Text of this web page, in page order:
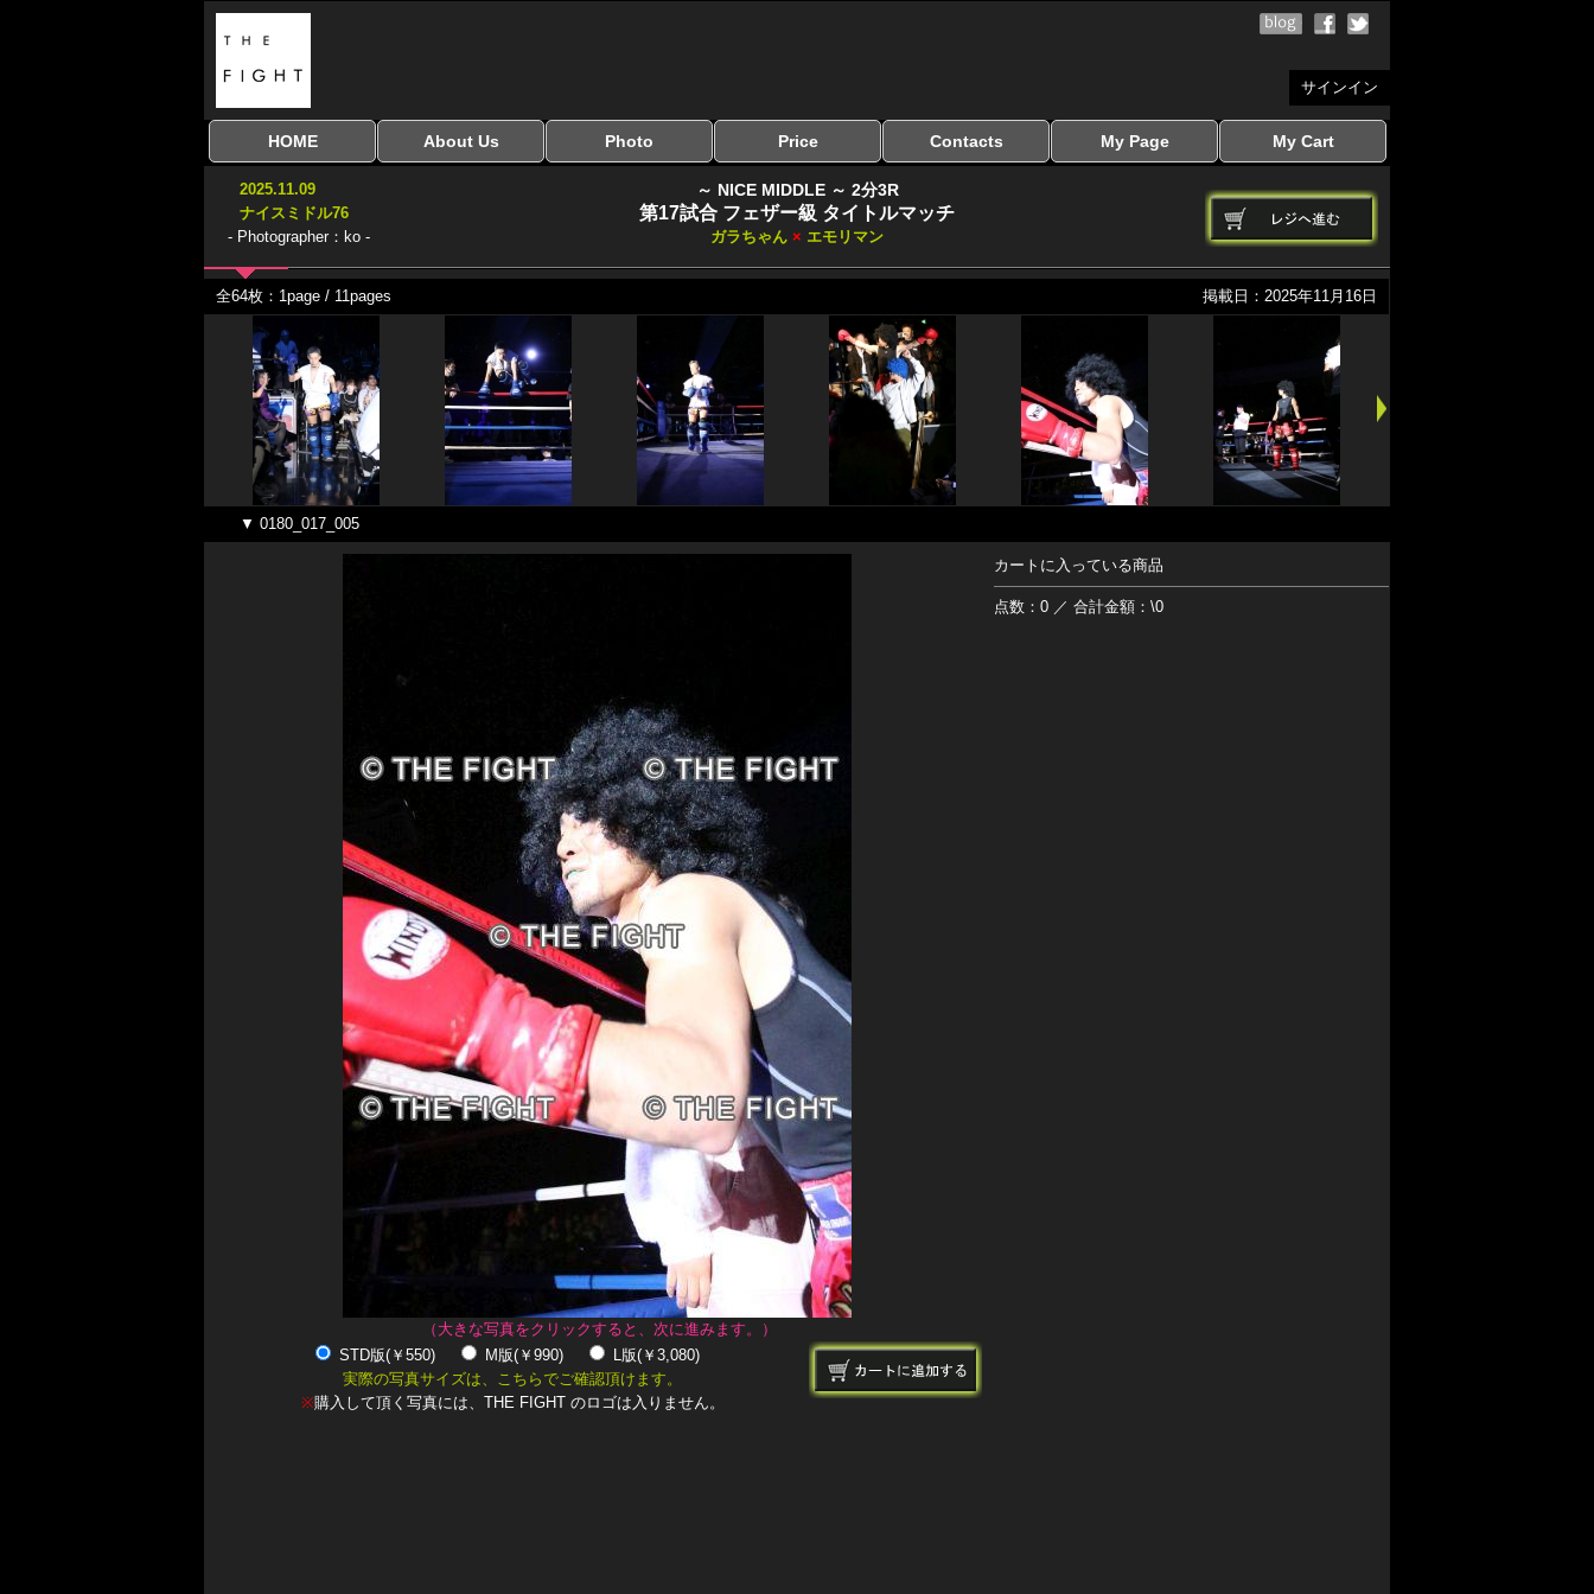
サインイン
HOME
全興行を表示
ナイスミドル
アマチュアキック
協議会
全日本学生キック
建武館キッズ大会
Bigbang
おやじファイト
About Us Photo Price
料金
お支払い方法
Contacts My Page My Cart
カートを見る
2025.11.09
ナイスミドル76
- Photographer：ko -
～ NICE MIDDLE ～ 2分3R
第17試合 フェザー級 タイトルマッチ
ガラちゃん × エモリマン
全64枚：1page / 11pages 掲載日：2025年11月16日
▼ 0180_017_005
（大きな写真をクリックすると、次に進みます。）
STD版(￥550)
M版(￥990)
L版(￥3,080)
実際の写真サイズは、こちらでご確認頂けます。
※購入して頂く写真には、THE FIGHT のロゴは入りません。
カートに入っている商品
点数：0 ／ 合計金額：\0